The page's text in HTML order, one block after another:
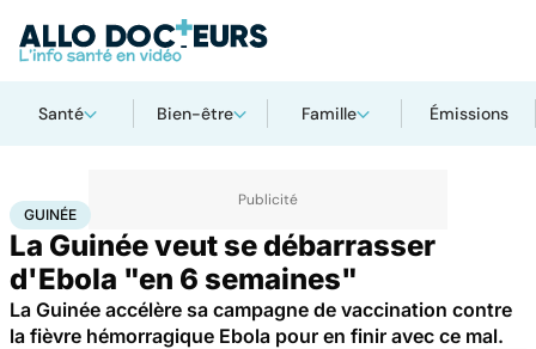
Santé Bien-être Famille Émissions
AccueilSanté Guinée
GUINÉE
La Guinée veut se débarrasser
d'Ebola "en 6 semaines"
La Guinée accélère sa campagne de vaccination contre
la fièvre hémorragique Ebola pour en finir avec ce mal.